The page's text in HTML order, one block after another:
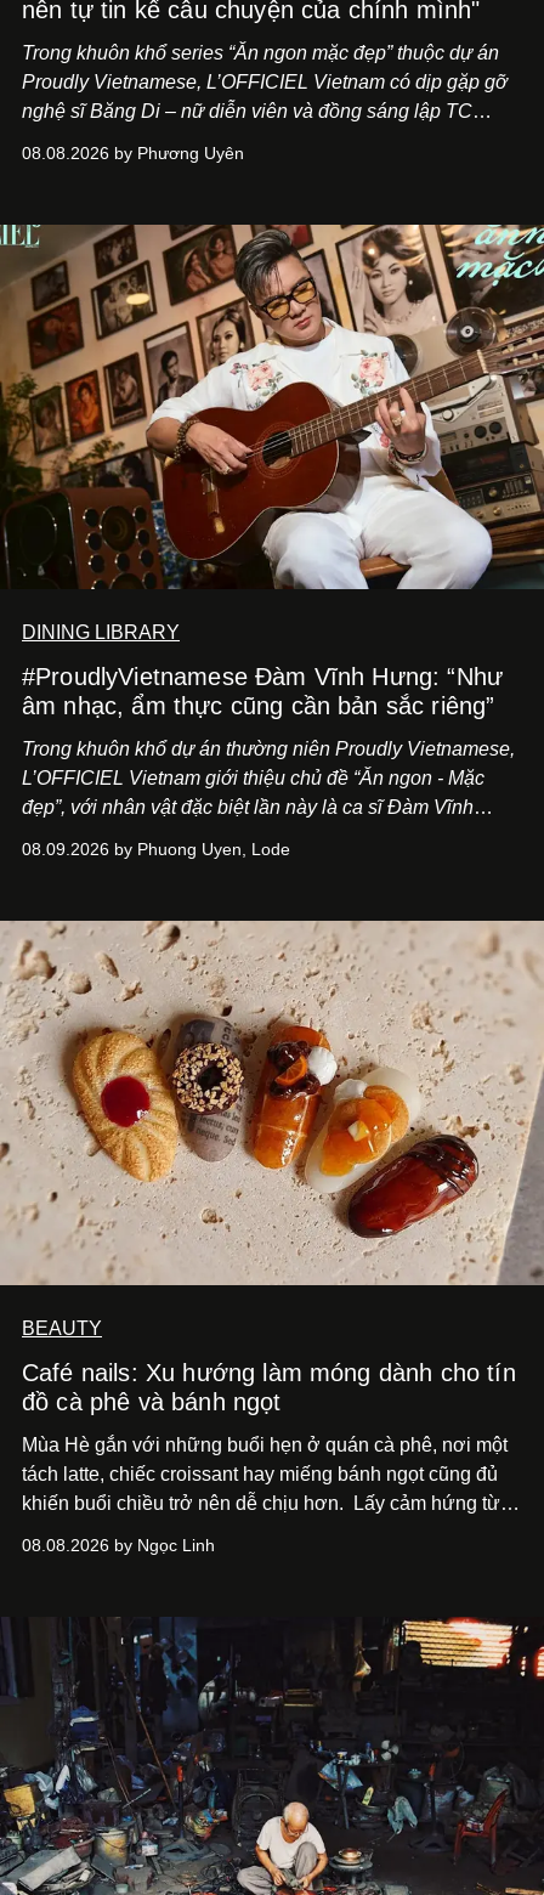
nên tự tin kể câu chuyện của chính mình"
Trong khuôn khổ series “Ăn ngon mặc đẹp” thuộc dự án
Proudly Vietnamese, L’OFFICIEL Vietnam có dịp gặp gỡ
nghệ sĩ Băng Di – nữ diễn viên và đồng sáng lập TC
Kitchen Bar và SALEM tại TP.HCM.
08.08.2026 by Phương Uyên
DINING LIBRARY
#ProudlyVietnamese Đàm Vĩnh Hưng: “Như
âm nhạc, ẩm thực cũng cần bản sắc riêng”
Trong khuôn khổ dự án thường niên Proudly Vietnamese,
L’OFFICIEL Vietnam giới thiệu chủ đề “Ăn ngon - Mặc
đẹp”, với nhân vật đặc biệt lần này là ca sĩ Đàm Vĩnh
Cà Phê Cà Pháo mang dấu ấn Indochine hoài niệm, thu
08.09.2026 by Phuong Uyen, Lode
BEAUTY
Café nails: Xu hướng làm móng dành cho tín
đồ cà phê và bánh ngọt
Mùa Hè gắn với những buổi hẹn ở quán cà phê, nơi một
tách latte, chiếc croissant hay miếng bánh ngọt cũng đủ
khiến buổi chiều trở nên dễ chịu hơn.
Lấy cảm hứng từ
sử dụng bảng màu nâu sữa, kem, trắng ngà cùng những
quán cà phê. Dưới đây là những mẫu nail được yêu thích
nhất của xu hướng này.
08.08.2026 by Ngọc Linh